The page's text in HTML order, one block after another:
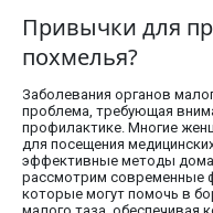
Привычки для
похмелья?
Заболевания органов
проблема, требующая
профилактике. Многие
для посещения
эффективные методы
рассмотрим современные
которые могут помочь в